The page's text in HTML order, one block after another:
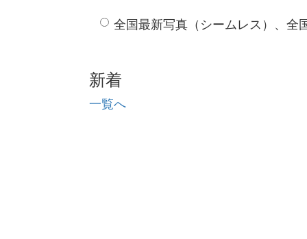
全国最新写真（シームレス）、全
新着
一覧へ